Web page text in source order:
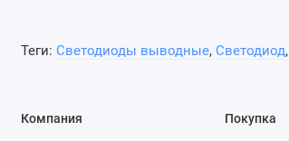
Теги: Светодиоды выводные, Светодиод,
Компания Покупка